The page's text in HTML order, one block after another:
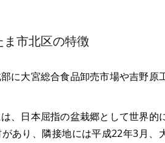
ま市北区の特徴
に大宮総合食品卸売市場や吉野原
、日本屈指の盆栽郷として世界的
あり、隣接地には平成22年3月、